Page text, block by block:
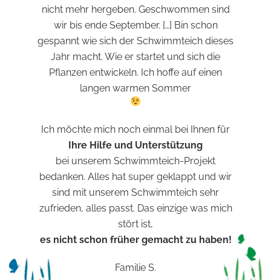
nicht mehr hergeben. Geschwommen sind
wir bis ende September. […] Bin schon
gespannt wie sich der Schwimmteich dieses
Jahr macht. Wie er startet und sich die
Pflanzen entwickeln. Ich hoffe auf einen
langen warmen Sommer
Ich möchte mich noch einmal bei Ihnen für
Ihre Hilfe und Unterstützung
bei unserem Schwimmteich-Projekt
bedanken. Alles hat super geklappt und wir
sind mit unserem Schwimmteich sehr
zufrieden, alles passt. Das einzige was mich
stört ist,
es nicht schon früher gemacht zu haben!
Familie S.